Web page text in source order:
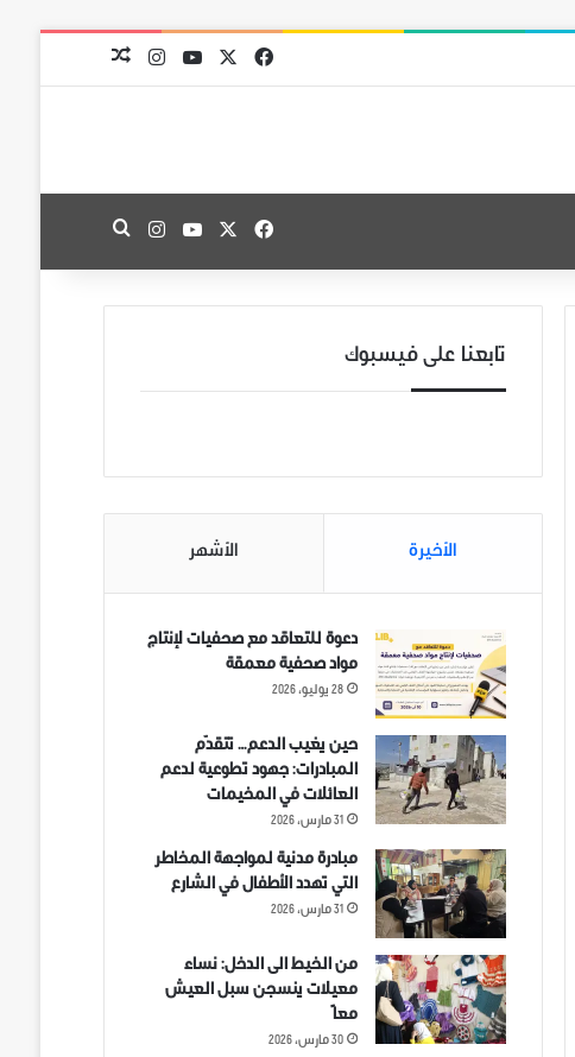
فيسبوك
‫X
‫YouTubeانستقراممقال عشوائي
فيسبوك
‫X
‫YouTubeانستقرامبحث عن
تابعنا على فيسبوك
الأخيرة الأشهر
دعوة للتعاقد مع صحفيات لإنتاج
مواد صحفية معمقة
28 يوليو، 2026
حين يغيب الدعم… تتقدّم
المبادرات: جهود تطوعية لدعم
العائلات في المخيمات
31 مارس، 2026
مبادرة مدنية لمواجهة المخاطر
التي تهدد الأطفال في الشارع
31 مارس، 2026
من الخيط الى الدخل: نساء
معيلات ينسجن سبل العيش
معاً
30 مارس، 2026